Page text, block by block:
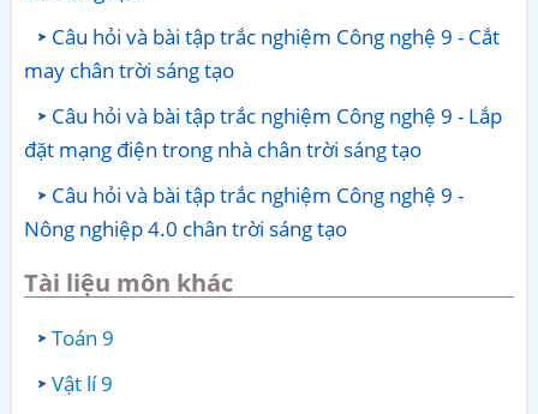
Câu hỏi và bài tập trắc nghiệm Công nghệ 9 - Cắt
may chân trời sáng tạo
Câu hỏi và bài tập trắc nghiệm Công nghệ 9 - Lắp
đặt mạng điện trong nhà chân trời sáng tạo
Câu hỏi và bài tập trắc nghiệm Công nghệ 9 -
Nông nghiệp 4.0 chân trời sáng tạo
Tài liệu môn khác
Toán 9
Vật lí 9